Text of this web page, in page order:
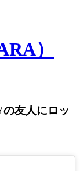
友人にロッ